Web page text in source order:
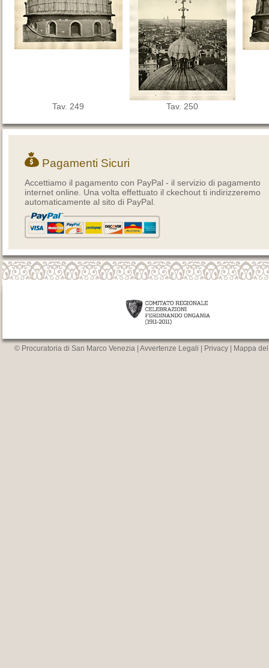
Tav. 249 Tav. 250
Pagamenti Sicuri
Accettiamo il pagamento con PayPal - il servizio di pagamento
internet online. Una volta effettuato il ckechout ti indirizzeremo
automaticamente al sito di PayPal.
© Procuratoria di San Marco Venezia | Avvertenze Legali Privacy Mappa